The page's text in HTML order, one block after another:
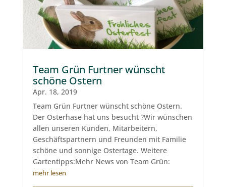
Team Grün Furtner wünscht
schöne Ostern
Apr. 18, 2019
Team Grün Furtner wünscht schöne Ostern.
Der Osterhase hat uns besucht ?Wir wünschen
allen unseren Kunden, Mitarbeitern,
Geschäftspartnern und Freunden mit Familie
schöne und sonnige Ostertage. Weitere
Gartentipps:Mehr News von Team Grün:
mehr lesen